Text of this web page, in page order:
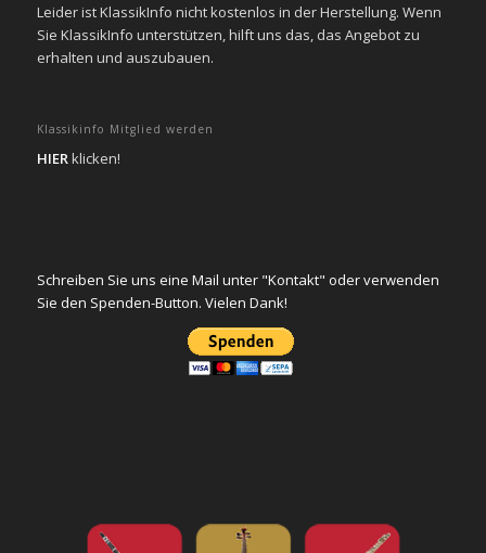
Leider ist KlassikInfo nicht kostenlos in der Herstellung. Wenn
Sie KlassikInfo unterstützen, hilft uns das, das Angebot zu
erhalten und auszubauen.
Klassikinfo Mitglied werden
HIERklicken!
Schreiben Sie uns eine Mail unter "Kontakt" oder verwenden
Sie den Spenden-Button. Vielen Dank!